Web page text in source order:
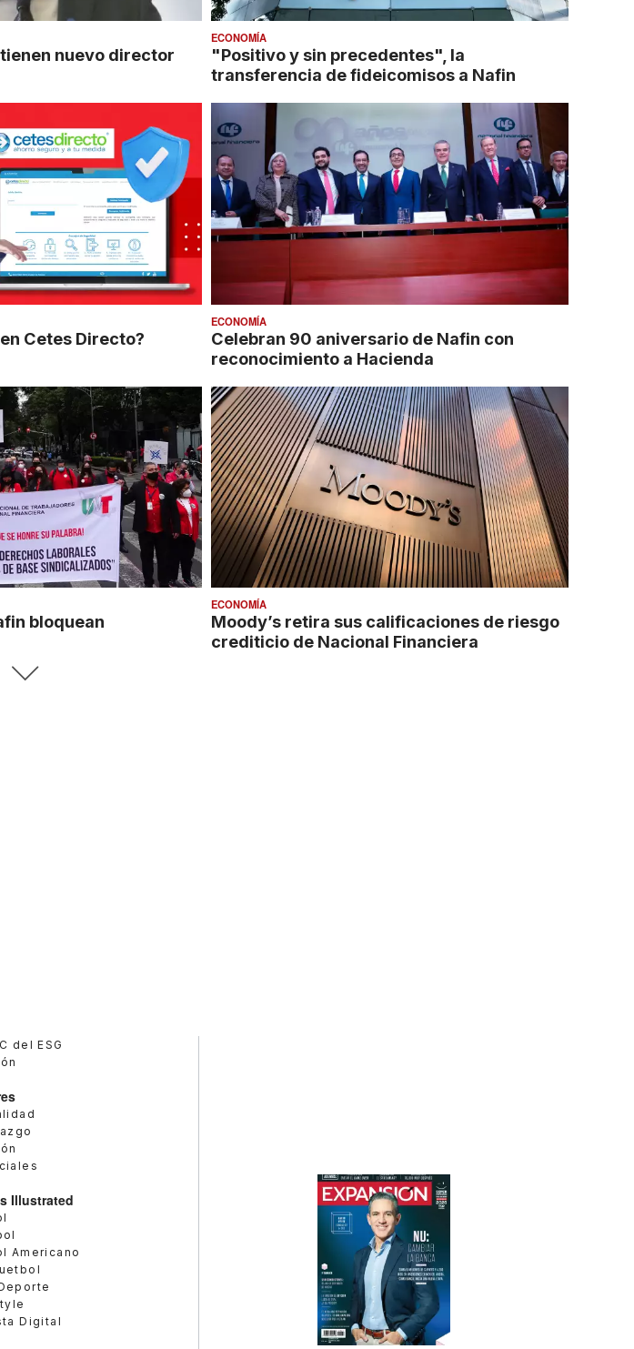
nuevo director
ECONOMÍA
"Positivo y sin precedentes", la
transferencia de fideicomisos a Nafin
Cetes Directo?
ECONOMÍA
Celebran 90 aniversario de Nafin con
reconocimiento a Hacienda
bloquean
ECONOMÍA
Moody’s retira sus calificaciones de riesgo
crediticio de Nacional Financiera
del ESG
Illustrated
Americano
Digital